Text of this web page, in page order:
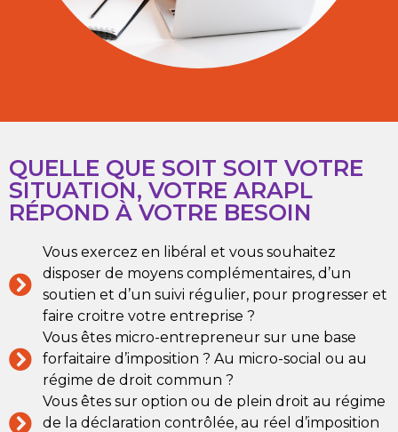
QUELLE QUE SOIT SOIT VOTRE
SITUATION, VOTRE ARAPL
RÉPOND À VOTRE BESOIN
Vous exercez en libéral et vous souhaitez
disposer de moyens complémentaires, d’un
soutien et d’un suivi régulier, pour progresser et
faire croitre votre entreprise ?
Vous êtes micro-entrepreneur sur une base
forfaitaire d’imposition ? Au micro-social ou au
régime de droit commun ?
Vous êtes sur option ou de plein droit au régime
de la déclaration contrôlée, au réel d’imposition